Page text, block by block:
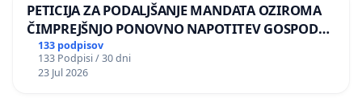
PETICIJA ZA PODALJŠANJE MANDATA OZIROMA
ČIMPREJŠNJO PONOVNO NAPOTITEV GOSPODA
BERNARDA ŠRAJNERJA NA VELEPOSLANIŠTVO
REPUBLIKE SLOVENIJE V MOSKVI
133 podpisov
133 Podpisi / 30 dni
23 Jul 2026